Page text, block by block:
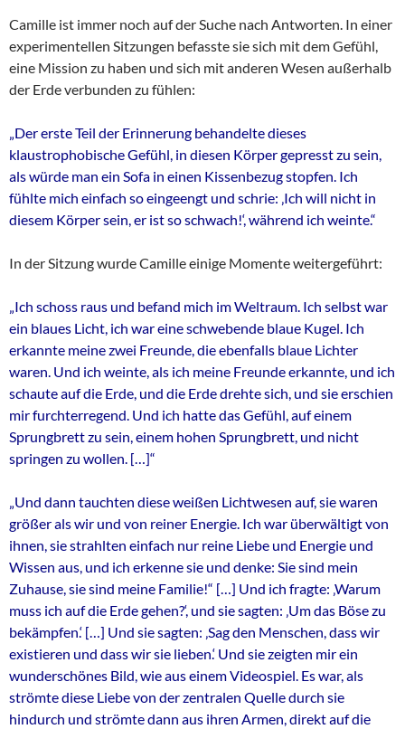
Camille ist immer noch auf der Suche nach Antworten. In einer
experimentellen Sitzungen befasste sie sich mit dem Gefühl,
eine Mission zu haben und sich mit anderen Wesen außerhalb
der Erde verbunden zu fühlen:
„Der erste Teil der Erinnerung behandelte dieses
klaustrophobische Gefühl, in diesen Körper gepresst zu sein,
als würde man ein Sofa in einen Kissenbezug stopfen. Ich
fühlte mich einfach so eingeengt und schrie: ‚Ich will nicht in
diesem Körper sein, er ist so schwach!‘, während ich weinte.“
In der Sitzung wurde Camille einige Momente weitergeführt:
„Ich schoss raus und befand mich im Weltraum. Ich selbst war
ein blaues Licht, ich war eine schwebende blaue Kugel. Ich
erkannte meine zwei Freunde, die ebenfalls blaue Lichter
waren. Und ich weinte, als ich meine Freunde erkannte, und ich
schaute auf die Erde, und die Erde drehte sich, und sie erschien
mir furchterregend. Und ich hatte das Gefühl, auf einem
Sprungbrett zu sein, einem hohen Sprungbrett, und nicht
springen zu wollen. […]“
„Und dann tauchten diese weißen Lichtwesen auf, sie waren
größer als wir und von reiner Energie. Ich war überwältigt von
ihnen, sie strahlten einfach nur reine Liebe und Energie und
Wissen aus, und ich erkenne sie und denke: Sie sind mein
Zuhause, sie sind meine Familie!“ […] Und ich fragte: ‚Warum
muss ich auf die Erde gehen?‘, und sie sagten: ‚Um das Böse zu
bekämpfen.‘ […] Und sie sagten: ‚Sag den Menschen, dass wir
existieren und dass wir sie lieben.‘ Und sie zeigten mir ein
wunderschönes Bild, wie aus einem Videospiel. Es war, als
strömte diese Liebe von der zentralen Quelle durch sie
hindurch und strömte dann aus ihren Armen, direkt auf die